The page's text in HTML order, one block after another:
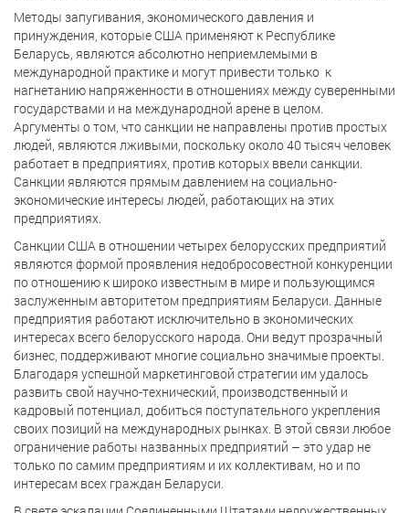
Методы запугивания, экономического давления и
принуждения, которые США применяют к Республике
Беларусь, являются абсолютно неприемлемыми в
международной практике и могут привести только к
нагнетанию напряженности в отношениях между суверенными
государствами и на международной арене в целом.
Аргументы о том, что санкции не направлены против простых
людей, являются лживыми, поскольку около 40 тысяч человек
работает в предприятиях, против которых ввели санкции.
Санкции являются прямым давлением на социально-
экономические интересы людей, работающих на этих
предприятиях.
Санкции США в отношении четырех белорусских предприятий
являются формой проявления недобросовестной конкуренции
по отношению к широко известным в мире и пользующимся
заслуженным авторитетом предприятиям Беларуси. Данные
предприятия работают исключительно в экономических
интересах всего белорусского народа. Они ведут прозрачный
бизнес, поддерживают многие социально значимые проекты.
Благодаря успешной маркетинговой стратегии им удалось
развить свой научно-технический, производственный и
кадровый потенциал, добиться поступательного укрепления
своих позиций на международных рынках. В этой связи любое
ограничение работы названных предприятий – это удар не
только по самим предприятиям и их коллективам, но и по
интересам всех граждан Беларуси.